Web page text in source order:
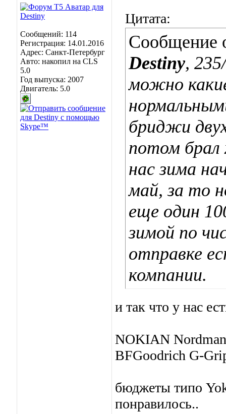
Сообщений: 114
Регистрация: 14.01.2016
Адрес: Санкт-Петербург
Авто: накопил на CLS
5.0
Год выпуска: 2007
Двигатель: 5.0
Цитата:
Сообщение
Destiny,
можно
бриджи
потом брал
нас зима
май, за то
еще один
зимой по
отправке
компании.
и так что у нас
NOKIAN
BFGoodrich G-
бюджеты типо
понравилось..